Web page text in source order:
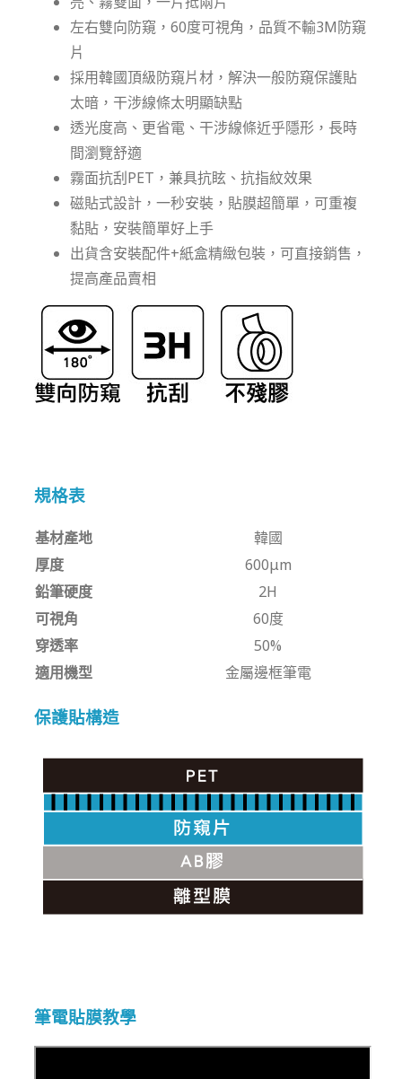
左右雙向防窺，60度可視角，品質不輸3M防窺
片
採用韓國頂級防窺片材，解決一般防窺保護貼
太暗，干涉線條太明顯缺點
透光度高、更省電、干涉線條近乎隱形，長時
間瀏覽舒適
霧面抗刮PET，兼具抗眩、抗指紋效果
磁貼式設計，一秒安裝，貼膜超簡單，可重複
黏貼，安裝簡單好上手
出貨含安裝配件+紙盒精緻包裝，可直接銷售，
提高產品賣相
規格表
基材產地
韓國
厚度
600μm
鉛筆硬度
2H
可視角
60度
穿透率
50%
適用機型
金屬邊框筆電
保護貼構造
筆電貼膜教學